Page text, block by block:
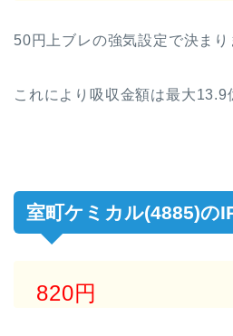
50円上ブレの強気設定で決まり
これにより吸収金額は最大13.9
室町ケミカル(4885)の
820円